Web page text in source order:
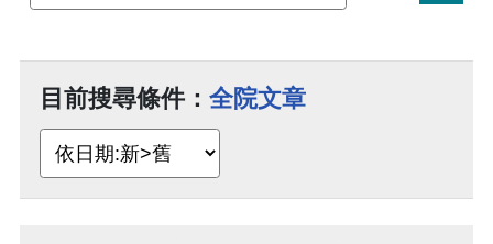
目前搜尋條件： 全院文章